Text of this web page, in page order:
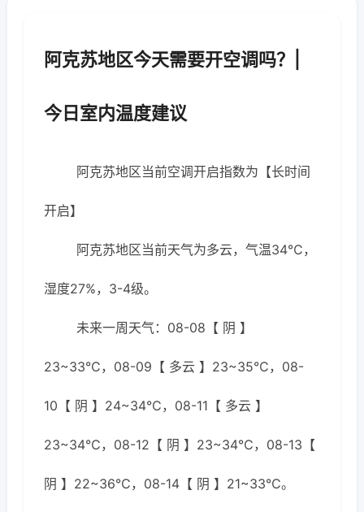
阿克苏地区今天需要开空调吗？|
今日室内温度建议
阿克苏地区当前空调开启指数为【长时间
开启】
阿克苏地区当前天气为多云，气温34℃，
湿度27%，3-4级。
未来一周天气：08-08【 阴 】
23~33℃，08-09【 多云 】23~35℃，08-
10【 阴 】24~34℃，08-11【 多云 】
23~34℃，08-12【 阴 】23~34℃，08-13【
阴 】22~36℃，08-14【 阴 】21~33℃。